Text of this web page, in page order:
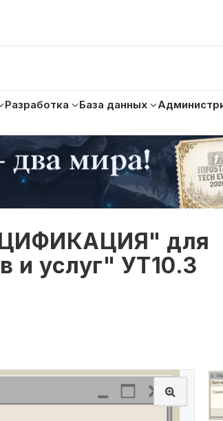
Разработка База данных
для
и услуг" УТ10.3